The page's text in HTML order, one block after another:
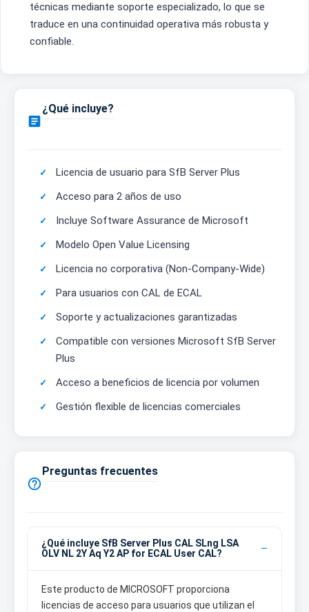
técnicas mediante soporte especializado, lo que se
traduce en una continuidad operativa más robusta y
confiable.

¿Qué incluye?
Licencia de usuario para SfB Server Plus
Acceso para 2 años de uso
Incluye Software Assurance de Microsoft
Modelo Open Value Licensing
Licencia no corporativa (Non-Company-Wide)
Para usuarios con CAL de ECAL
Soporte y actualizaciones garantizadas
Compatible con versiones Microsoft SfB Server
Plus
Acceso a beneficios de licencia por volumen
Gestión flexible de licencias comerciales

Preguntas frecuentes
¿Qué incluye SfB Server Plus CAL SLng LSA
OLV NL 2Y Aq Y2 AP for ECAL User CAL?
Este producto de MICROSOFT proporciona
licencias de acceso para usuarios que utilizan el